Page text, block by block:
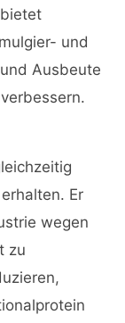
und
Ausbeute
Er
wegen
zu